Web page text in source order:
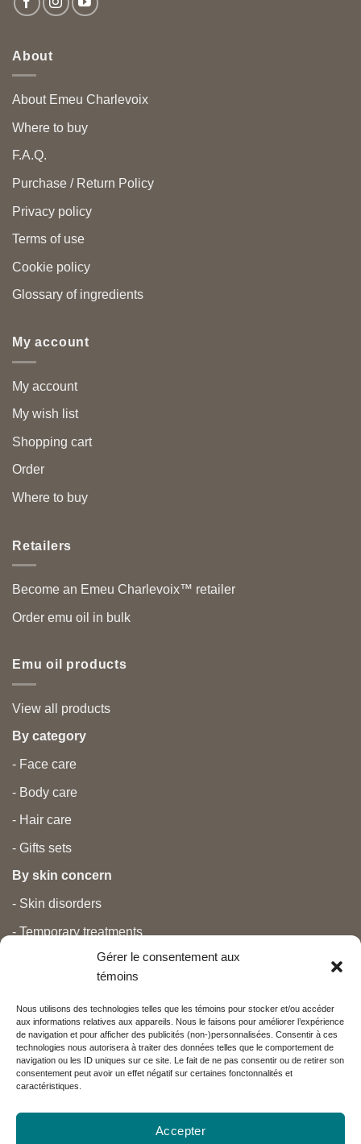
Gérer le consentement aux
témoins
Nous utilisons des technologies telles que les témoins pour stocker et/ou accéder
aux informations relatives aux appareils. Nous le faisons pour améliorer l’expérience
de navigation et pour afficher des publicités (non-)personnalisées. Consentir à ces
technologies nous autorisera à traiter des données telles que le comportement de
navigation ou les ID uniques sur ce site. Le fait de ne pas consentir ou de retirer son
consentement peut avoir un effet négatif sur certaines fonctonnalités et
caractéristiques.
Accepter
About
About Emeu Charlevoix
Where to buy
F.A.Q.
Purchase / Return Policy
Privacy policy
Terms of use
Cookie policy
Glossary of ingredients
My account
My account
My wish list
Shopping cart
Order
Where to buy
Retailers
Become an Emeu Charlevoix™ retailer
Order emu oil in bulk
Emu oil products
View all products
By category
- Face care
- Body care
- Hair care
- Gifts sets
By skin concern
- Skin disorders
- Temporary treatments
- Pregnancy and newborns
- Anti aging and beauty
Nos partenaires